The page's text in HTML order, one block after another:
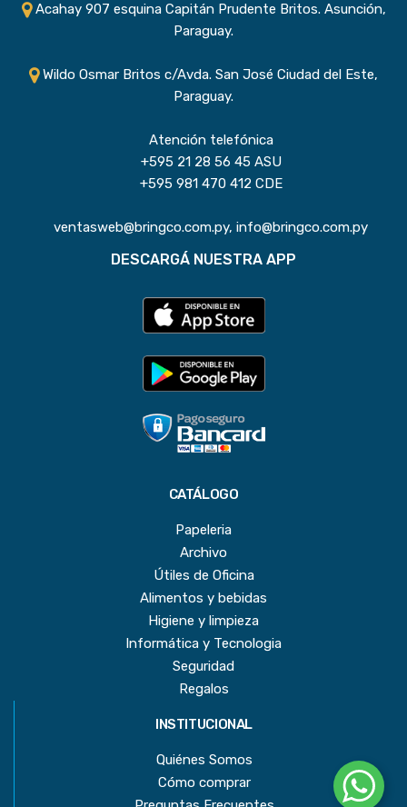
Acahay 907 esquina Capitán Prudente Britos. Asunción,
Paraguay.
Wildo Osmar Britos c/Avda. San José Ciudad del Este,
Paraguay.
Atención telefónica
+595 21 28 56 45 ASU
+595 981 470 412 CDE
ventasweb@bringco.com.py, info@bringco.com.py
DESCARGÁ NUESTRA APP
CATÁLOGO
Papeleria
Archivo
Útiles de Oficina
Alimentos y bebidas
Higiene y limpieza
Informática y Tecnologia
Seguridad
Regalos
INSTITUCIONAL
Quiénes Somos
Cómo comprar